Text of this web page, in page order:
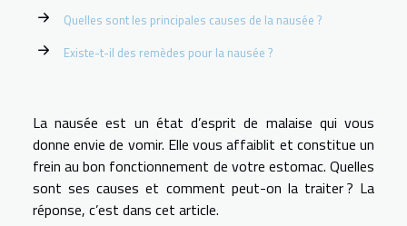
Quelles sont les principales causes de la nausée ?
Existe-t-il des remèdes pour la nausée ?
La nausée est un état d’esprit de malaise qui vous
donne envie de vomir. Elle vous affaiblit et constitue un
frein au bon fonctionnement de votre estomac. Quelles
sont ses causes et comment peut-on la traiter ? La
réponse, c’est dans cet article.